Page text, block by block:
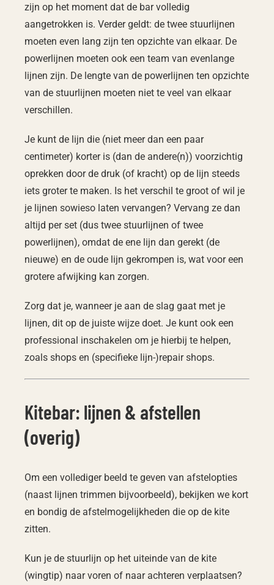
zijn op het moment dat de bar volledig
aangetrokken is. Verder geldt: de twee stuurlijnen
moeten even lang zijn ten opzichte van elkaar. De
powerlijnen moeten ook een team van evenlange
lijnen zijn. De lengte van de powerlijnen ten opzichte
van de stuurlijnen moeten niet te veel van elkaar
verschillen.
Je kunt de lijn die (niet meer dan een paar
centimeter) korter is (dan de andere(n)) voorzichtig
oprekken door de druk (of kracht) op de lijn steeds
iets groter te maken. Is het verschil te groot of wil je
je lijnen sowieso laten vervangen? Vervang ze dan
altijd per set (dus twee stuurlijnen of twee
powerlijnen), omdat de ene lijn dan gerekt (de
nieuwe) en de oude lijn gekrompen is, wat voor een
grotere afwijking kan zorgen.
Zorg dat je, wanneer je aan de slag gaat met je
lijnen, dit op de juiste wijze doet. Je kunt ook een
professional inschakelen om je hierbij te helpen,
zoals shops en (specifieke lijn-)repair shops.
Kitebar: lijnen & afstellen
(overig)
Om een vollediger beeld te geven van afstelopties
(naast lijnen trimmen bijvoorbeeld), bekijken we kort
en bondig de afstelmogelijkheden die op de kite
zitten.
Kun je de stuurlijn op het uiteinde van de kite
(wingtip) naar voren of naar achteren verplaatsen?